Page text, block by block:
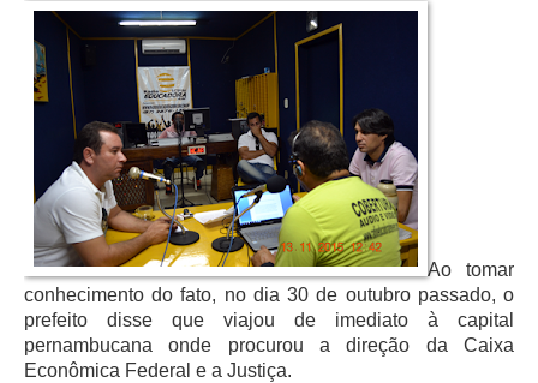
Ao tomar
conhecimento do fato, no dia 30 de outubro passado, o
prefeito disse que viajou de imediato à capital
pernambucana onde procurou a direção da Caixa
Econômica Federal e a Justiça.